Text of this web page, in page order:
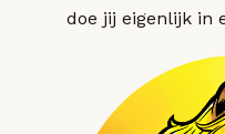
doe jij eigenlijk in